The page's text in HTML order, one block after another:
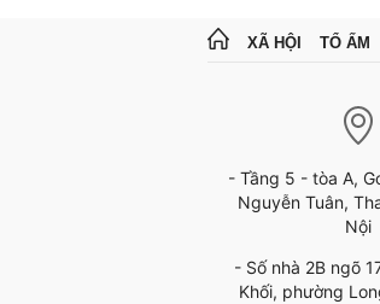
XÃ HỘI TỔ ẤM
- Tầng 5 - tòa A,
Nguyễn Tuân,
Nội
- Số nhà 2B ngõ
Khối, phường